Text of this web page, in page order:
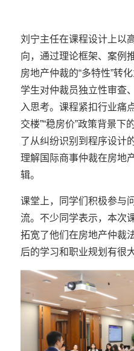
刘宁主任在课程设计上以
向，通过理论框架、案例
房地产仲裁的“多特性”转
学生对仲裁员独立性审查
入思考。课程紧扣行业痛
交楼”“稳房价”政策背景
了从纠纷识别到程序设计
理解国际商事仲裁在房地
辑。
课堂上，同学们积极参与
流。不少同学表示，本次
拓宽了他们在房地产仲裁
后的学习和职业规划有很